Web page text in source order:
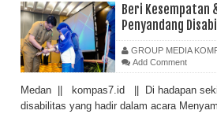
Beri Kesempatan
Penyandang
GROUP MEDIA
Add Comment
Medan || kompas7.id || Di hadapan
disabilitas yang hadir dalam acara